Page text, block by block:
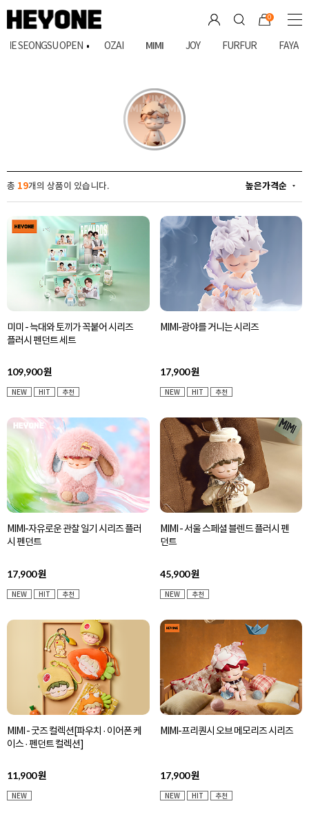
0
SEONGSU OPEN OZAI MIMI JOY FURFUR FAYA
총 19개의 상품이 있습니다. 높은가격순
미미 - 늑대와 토끼가 꼭붙어 시리즈
플러시 펜던트 세트
109,900원
NEW HIT 추천
MIMI-광야를 거니는 시리즈
17,900원
NEW HIT 추천
MIMI-자유로운 관찰 일기 시리즈 플러
시 펜던트
17,900원
NEW HIT 추천
MIMI - 서울 스페셜 블렌드 플러시 펜
던트
45,900원
NEW 추천
MIMI - 굿즈 컬렉션[파우치 · 이어폰 케
이스 · 펜던트 컬렉션]
11,900원
NEW
MIMI-프리퀀시 오브 메모리즈 시리즈
17,900원
NEW HIT 추천